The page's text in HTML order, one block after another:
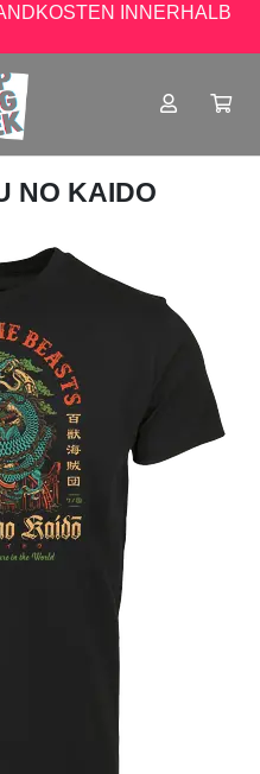
INNERHALB
NO KAIDO